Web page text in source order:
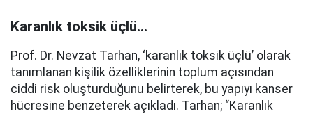
Karanlık toksik üçlü…
Prof. Dr. Nevzat Tarhan, ‘karanlık toksik üçlü’ olarak
tanımlanan kişilik özelliklerinin toplum açısından
ciddi risk oluşturduğunu belirterek, bu yapıyı kanser
hücresine benzeterek açıkladı. Tarhan; “Karanlık